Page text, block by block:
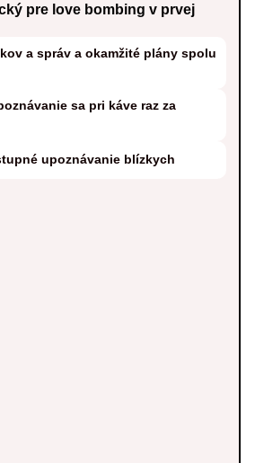
pre love bombing v prvej
a správ a okamžité plány spolu
sa pri káve raz za
upoznávanie blízkych